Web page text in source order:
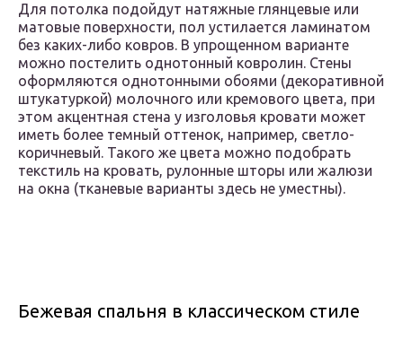
Для потолка подойдут натяжные глянцевые или
матовые поверхности, пол устилается ламинатом
без каких-либо ковров. В упрощенном варианте
можно постелить однотонный ковролин. Стены
оформляются однотонными обоями (декоративной
штукатуркой) молочного или кремового цвета, при
этом акцентная стена у изголовья кровати может
иметь более темный оттенок, например, светло-
коричневый. Такого же цвета можно подобрать
текстиль на кровать, рулонные шторы или жалюзи
на окна (тканевые варианты здесь не уместны).
Бежевая спальня в классическом стиле